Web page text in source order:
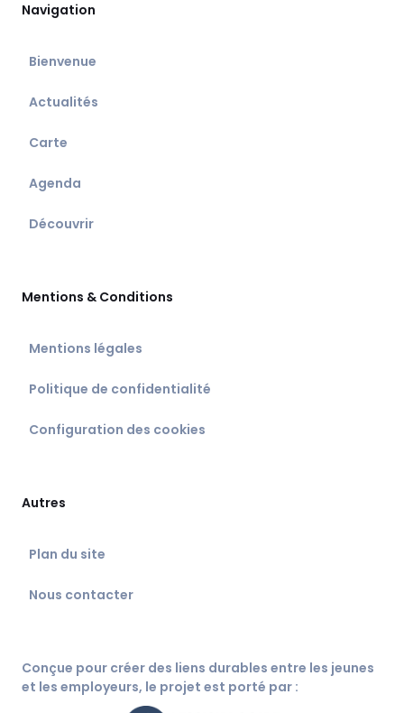
Navigation
Bienvenue
Actualités
Carte
Agenda
Découvrir
Mentions & Conditions
Mentions légales
Politique de confidentialité
Configuration des cookies
Autres
Plan du site
Nous contacter
Conçue pour créer des liens durables entre les jeunes
et les employeurs, le projet est porté par :